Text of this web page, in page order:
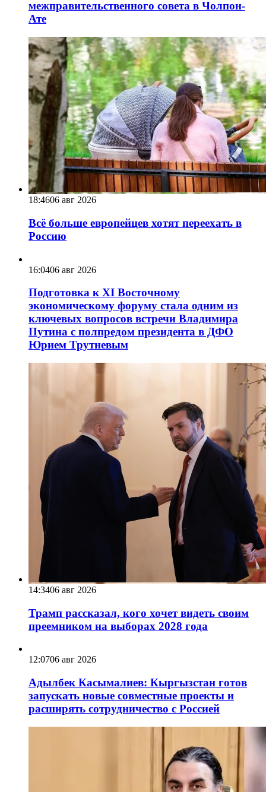
межправительственного совета в Чолпон-
Ате
18:4606 авг 2026
Всё больше европейцев хотят переехать в
Россию
16:0406 авг 2026
Подготовка к XI Восточному
экономическому форуму стала одним из
ключевых вопросов встречи Владимира
Путина с полпредом президента в ДФО
Юрием Трутневым
14:3406 авг 2026
Трамп рассказал, кого хочет видеть своим
преемником на выборах 2028 года
12:0706 авг 2026
Адылбек Касымалиев: Кыргызстан готов
запускать новые совместные проекты и
расширять сотрудничество с Россией